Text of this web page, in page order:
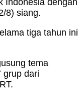
Indonesia dengan
8) siang.
tiga tahun ini
tema
grup dari